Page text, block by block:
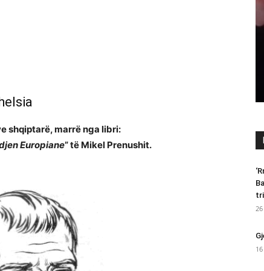
shqiptarë, marrë nga libri:
Europiane” të Mikel Prenushit.